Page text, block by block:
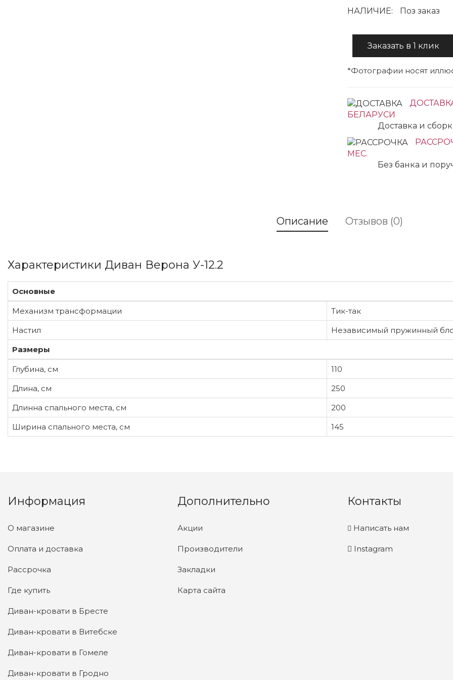
НАЛИЧИЕ: Поз заказ
Заказать в 1 клик
*Фотографии носят
БЕЛАРУСИ
Доставка и
МЕС.
Без банка и
Описание Отзывов (0)
Характеристики Диван Верона У-12.2
Основные
Механизм трансформации
Тик-так
Настил
Независимый пружинный
Размеры
Глубина, см
110
Длина, см
250
Длинна спального места, см
200
Ширина спального места, см
145
Информация
О магазине
Оплата и доставка
Рассрочка
Где купить
Диван-кровати в Бресте
Диван-кровати в Витебске
Диван-кровати в Гомеле
Диван-кровати в Гродно
Дополнительно
Акции
Производители
Закладки
Карта сайта
Контакты
Написать нам
Instagram